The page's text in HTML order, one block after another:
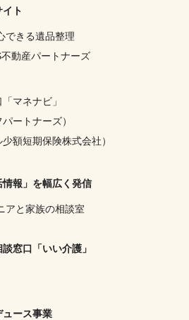
ト
できる遺品整理
不動産パートナーズ
マネナビ」
ートナーズ）
額短期保険株式会社）
報」を幅広く発信
アと家族の相談室
窓口「いい介護」
ュース事業